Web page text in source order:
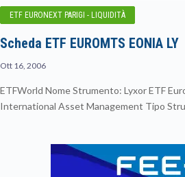
ETF EURONEXT PARIGI - LIQUIDITÀ
Scheda ETF EUROMTS EONIA LY
Ott 16, 2006
ETFWorld Nome Strumento: Lyxor ETF
International Asset Management Tipo